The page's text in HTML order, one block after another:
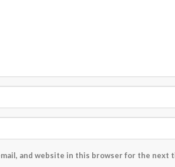
and website in this browser for the next